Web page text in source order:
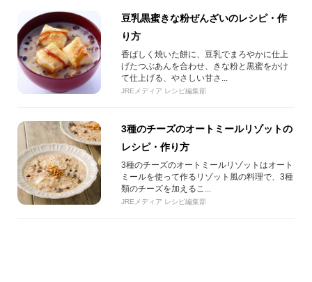
豆乳黒蜜きな粉ぜんざいのレシピ・作
り方
香ばしく焼いた餅に、豆乳でまろやかに仕上
げたつぶあんを合わせ、きな粉と黒蜜をかけ
て仕上げる、やさしい甘さ...
JREメディア レシピ編集部
3種のチーズのオートミールリゾットの
レシピ・作り方
3種のチーズのオートミールリゾットはオート
ミールを使って作るリゾット風の料理で、3種
類のチーズを加えるこ...
JREメディア レシピ編集部